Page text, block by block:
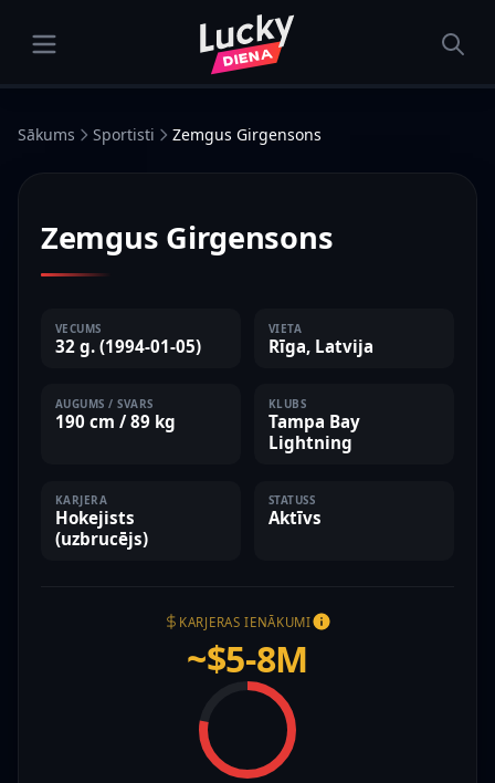
Sākums Sportisti Zemgus Girgensons
Zemgus Girgensons
VECUMS
32 g. (1994-01-05)
VIETA
Rīga, Latvija
AUGUMS / SVARS
190 cm / 89 kg
KLUBS
Tampa Bay
Lightning
KARJERA
Hokejists
(uzbrucējs)
STATUSS
Aktīvs
KARJERAS IENĀKUMI
~$5-8M